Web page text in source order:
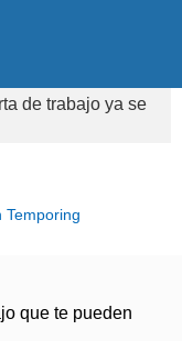
de trabajo ya se
Temporing
que te pueden